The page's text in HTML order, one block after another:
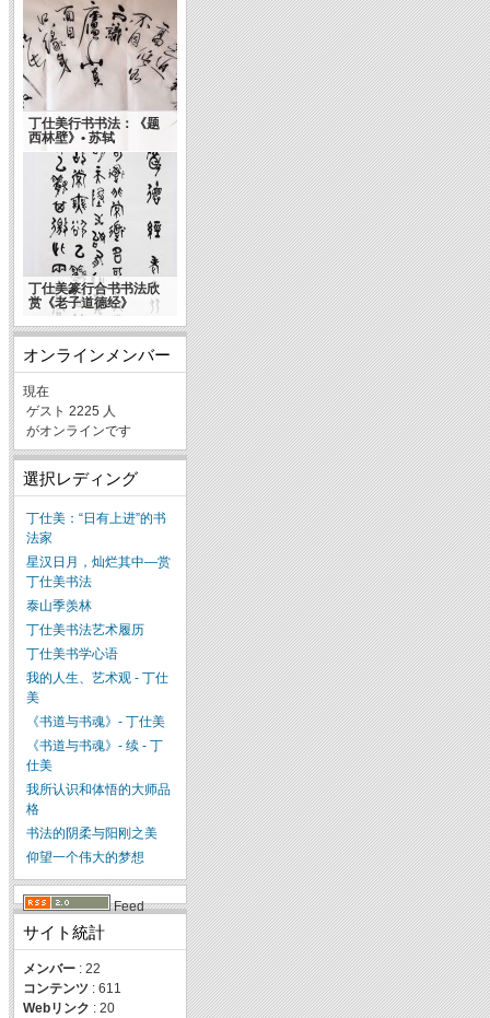
丁仕美行书书法：《题
西林壁》• 苏轼
丁仕美篆行合书书法欣
赏《老子道德经》
オンラインメンバー
現在
ゲスト 2225 人
がオンラインです
選択レディング
丁仕美：“日有上进”的书
法家
星汉日月，灿烂其中—赏
丁仕美书法
泰山季羡林
丁仕美书法艺术履历
丁仕美书学心语
我的人生、艺术观 - 丁仕
美
《书道与书魂》- 丁仕美
《书道与书魂》- 续 - 丁
仕美
我所认识和体悟的大师品
格
书法的阴柔与阳刚之美
仰望一个伟大的梦想
Feed
サイト統計
メンバー : 22
コンテンツ : 611
Webリンク : 20